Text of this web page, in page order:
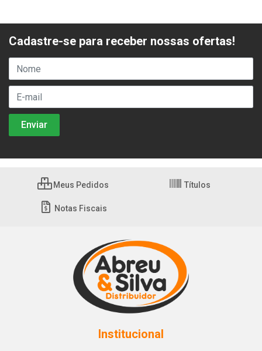
Cadastre-se para receber nossas ofertas!
Meus Pedidos Títulos
Notas Fiscais
Institucional